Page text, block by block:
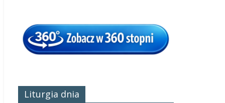
Liturgia dnia